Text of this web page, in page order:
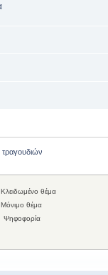
Κλειδωμένο θέμα
Μόνιμο θέμα
Ψηφοφορία